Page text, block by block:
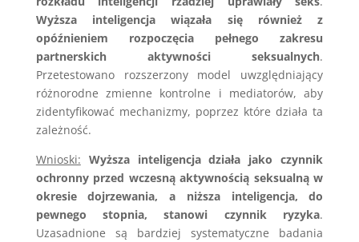
Wyższa inteligencja wiązała się również z
opóźnieniem rozpoczęcia pełnego zakresu
partnerskich aktywności seksualnych.
Przetestowano rozszerzony model uwzględniający
różnorodne zmienne kontrolne i mediatorów, aby
zidentyfikować mechanizmy, poprzez które działa ta
zależność.
Wnioski: Wyższa inteligencja działa jako czynnik
ochronny przed wczesną aktywnością seksualną w
okresie dojrzewania, a niższa inteligencja, do
pewnego stopnia, stanowi czynnik ryzyka.
Uzasadnione są bardziej systematyczne badania